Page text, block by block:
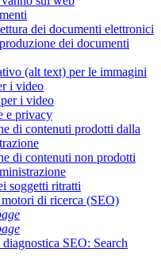
dei documenti elettronici
dei documenti
(alt text) per le immagini
i video
i video
e privacy
di contenuti prodotti dalla
di contenuti non prodotti
soggetti ritratti
di ricerca (SEO)
SEO: Search